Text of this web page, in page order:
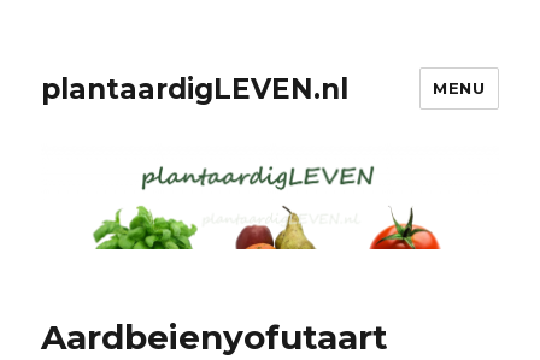
plantaardigLEVEN.nl MENU
Aardbeienyofutaart